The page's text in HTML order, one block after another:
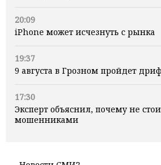
20:09
iPhone может исчезнуть с рынка
19:37
9 августа в Грозном пройдет
17:30
Эксперт объяснил, почему не
мошенниками